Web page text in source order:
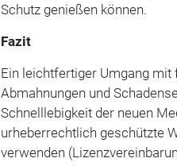
Schutz genießen können.
Fazit
Ein leichtfertiger Umgang
Abmahnungen und
Schnelllebigkeit der neuen
urheberrechtlich geschützte
verwenden